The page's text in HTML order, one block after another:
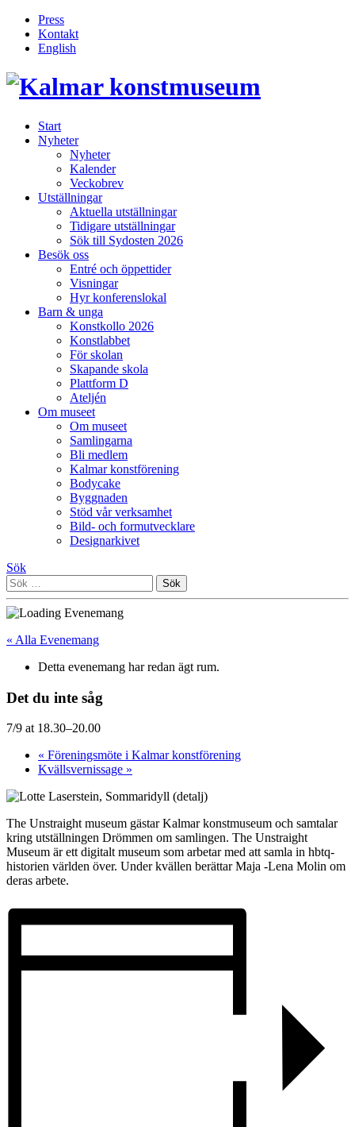
Press
Kontakt
English
Inläggsnavigering
Start
Nyheter
Nyheter
Kalender
Veckobrev
Utställningar
Aktuella utställningar
Tidigare utställningar
Sök till Sydosten 2026
Besök oss
Entré och öppettider
Visningar
Hyr konferenslokal
Barn & unga
Konstkollo 2026
Konstlabbet
För skolan
Skapande skola
Plattform D
Ateljén
Om museet
Om museet
Samlingarna
Bli medlem
Kalmar konstförening
Bodycake
Byggnaden
Stöd vår verksamhet
Bild- och formutvecklare
Designarkivet
Sök
Sök
efter:
« Alla Evenemang
Detta evenemang har redan ägt rum.
Det du inte såg
7/9 at 18.30–20.00
« Föreningsmöte i Kalmar konstförening
Kvällsvernissage »
The Unstraight museum gästar Kalmar konstmuseum och samtalar
kring utställningen Drömmen om samlingen. The Unstraight
Museum är ett digitalt museum som arbetar med att samla in hbtq-
historien världen över. Under kvällen berättar Maja -Lena Molin om
deras arbete.